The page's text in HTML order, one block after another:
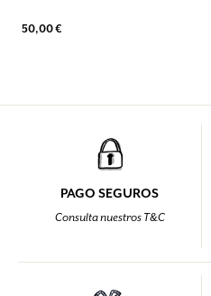
50,00 €
PAGO SEGUROS
Consulta nuestros T&C